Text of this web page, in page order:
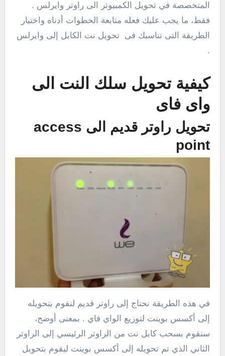
المتخصصة في تحويل الكمبيوتر الى راوتر وايرلس .
فقط، ما يجب عليك فعله متابعة الخطوات أدناه واختيار
الطريقة التى تناسبك فى تحويل نت الكابل إلى وايرلس
.
كيفية تحويل سلك النت الى
واى فاى
تحويل راوتر قديم الى access
point
في هذه الطريقة نحتاج إلى راوتر قديم لنقوم بتحويله
إلى أكسس بوينت لتوزيع الواي فاي . بمعنى أوضح،
سنقوم بسحب كابل نت من الراوتر الرئيسي إلى الراوتر
الثاني الذي تم تحويله إلى أكسس بوينت ليقوم بتحويل